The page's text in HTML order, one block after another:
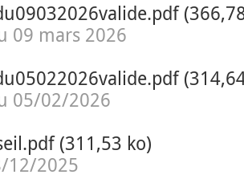
09 mars 2026
05/02/2026
(311,53 ko)
12/2025